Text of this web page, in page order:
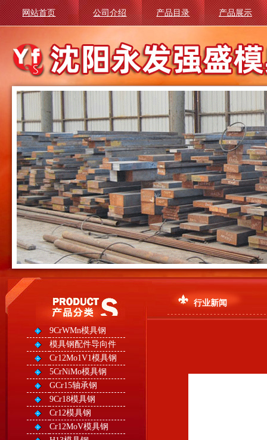
网站首页 公司介绍 产品目录 产品展示
9CrWMn模具钢
模具钢配件导向件
Cr12Mo1V1模具钢
5CrNiMo模具钢
GCr15轴承钢
9Cr18模具钢
Cr12模具钢
Cr12MoV模具钢
行业新闻